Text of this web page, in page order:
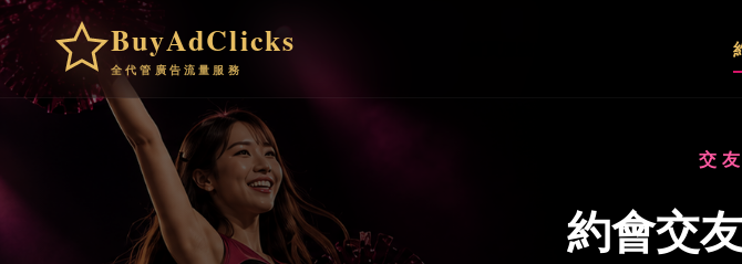
BuyAdClicks
全代管廣告流量服務
成人廣告流量
交
約會交